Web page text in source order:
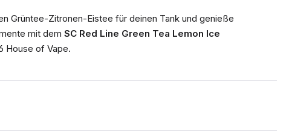
Grüntee-Zitronen-Eistee für deinen Tank und genieße
mit dem SC Red Line Green Tea Lemon Ice
House of Vape.